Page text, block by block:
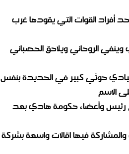
القوات التي يقودها غرب
الروحاني ويلاحق الحصباني
حوثي كبير في الحديدة بنفس
الاسم
رئيس وأعضاء حكومة هادي بعد
فيها اقالات واسعة بشركة